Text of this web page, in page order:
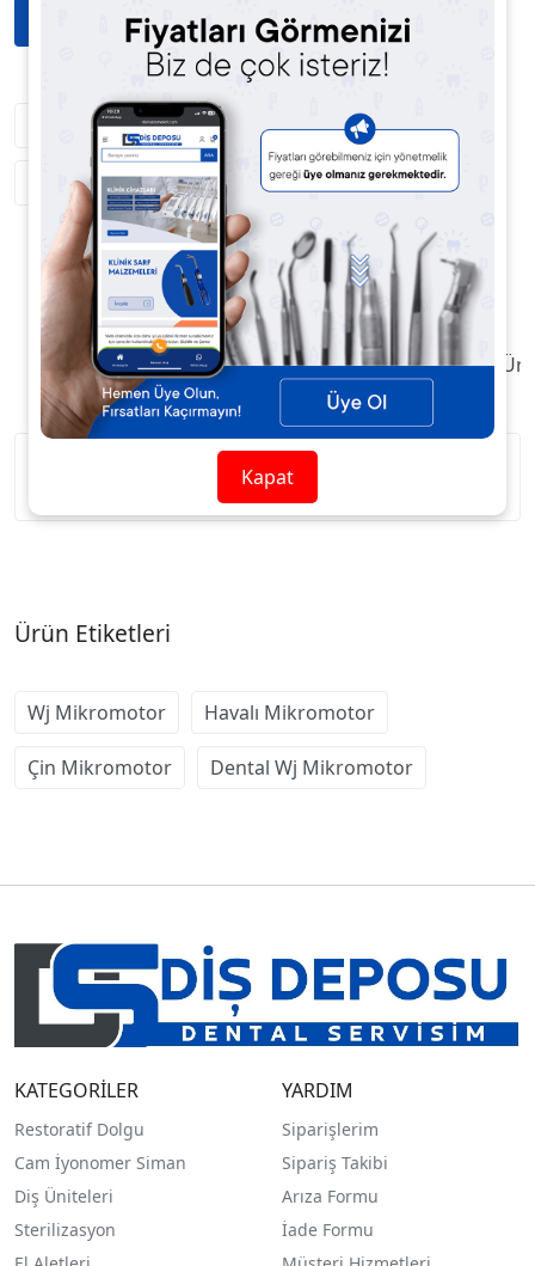
Fiyatı Düşünce Haber Ver
Satıcıya Soru Sor
Ürün Açıklaması Taksit / Ödeme Seçenekleri
Ürün Etiketleri
Wj Mikromotor Havalı Mikromotor
Çin Mikromotor Dental Wj Mikromotor
KATEGORİLER
Restoratif Dolgu
Cam İyonomer Siman
Diş Üniteleri
Sterilizasyon
YARDIM
Siparişlerim
Sipariş Takibi
Arıza Formu
İade Formu
Kapat